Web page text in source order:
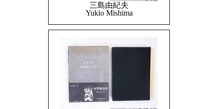
三島由紀夫
Yukio Mishima